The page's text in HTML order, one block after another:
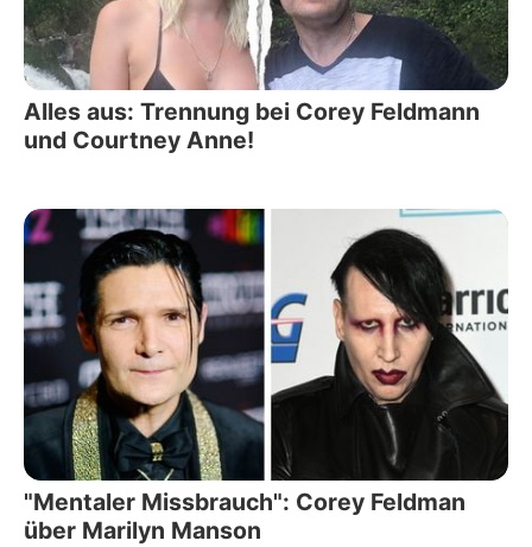
Alles aus: Trennung bei Corey Feldmann
und Courtney Anne!
"Mentaler Missbrauch": Corey Feldman
über Marilyn Manson